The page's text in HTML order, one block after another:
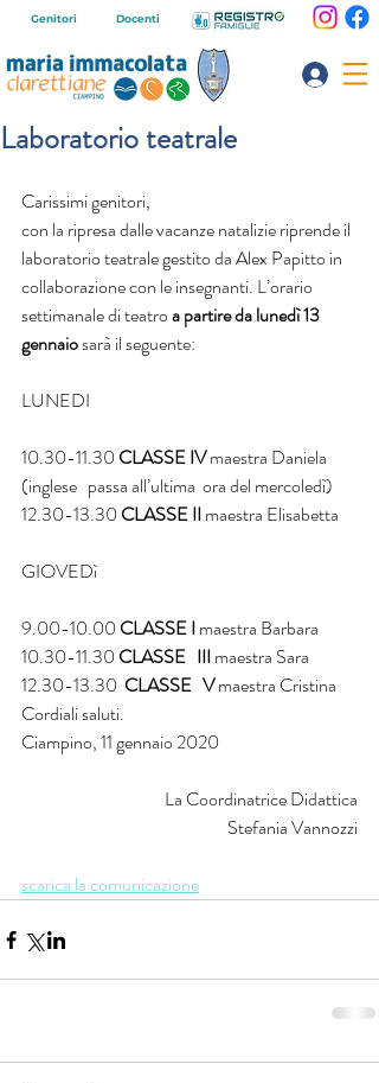
Genitori Docenti
Laboratorio teatrale
Carissimi genitori,
con la ripresa dalle vacanze natalizie riprende il
laboratorio teatrale gestito da Alex Papitto in
collaborazione con le insegnanti. L’orario
settimanale di teatro a partire da lunedì 13
gennaio sarà il seguente:
LUNEDI
10.30-11.30 CLASSE IV maestra Daniela
(inglese   passa all’ultima  ora del mercoledì)
12.30-13.30 CLASSE II maestra Elisabetta
GIOVEDì
9.00-10.00 CLASSE I maestra Barbara
10.30-11.30 CLASSE   III maestra Sara
12.30-13.30 CLASSE   V maestra Cristina
Cordiali saluti.
Ciampino, 11 gennaio 2020
La Coordinatrice Didattica
Stefania Vannozzi
scarica la comunicazione